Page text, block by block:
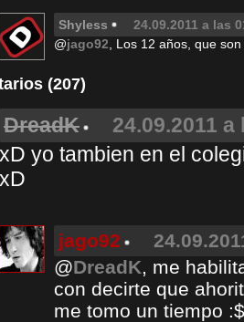
Shyless
24.09.2011 a las
@jago92 , Los 12 años, que
(207)
DreadK
24.09.2011 a
xD yo tambien en el
xD
jago92
@DreadK, me
con decirte que
me tomo un tiempo :$